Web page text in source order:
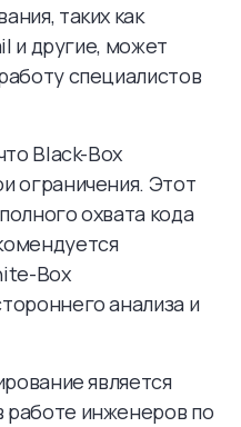
таких как
и другие, может
специалистов
Black-Box
ограничения. Этот
охвата кода
Box
анализа и
является
инженеров по